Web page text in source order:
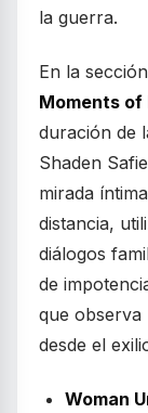
la guerra.
En la
Moments of
duración de
Shaden
mirada
distancia,
diálogos
de
que observa
desde el
Woman